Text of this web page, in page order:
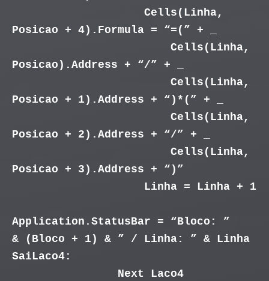
Cells(Linha,
Posicao + 4).Formula = “=(” + _
Cells(Linha,
Posicao).Address + “/” + _
Cells(Linha,
Posicao + 1).Address + “)*(” + _
Cells(Linha,
Posicao + 2).Address + “/” + _
Cells(Linha,
Posicao + 3).Address + “)”
Linha = Linha + 1
Application.StatusBar = “Bloco: ”
& (Bloco + 1) & ” / Linha: ” & Linha
SaiLaco4:
Next Laco4